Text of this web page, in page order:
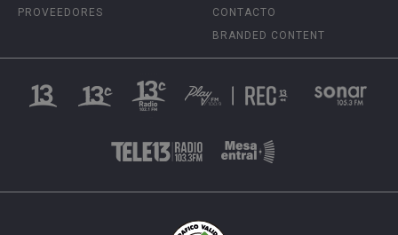
PROVEEDORES
CONTACTO
BRANDED CONTENT